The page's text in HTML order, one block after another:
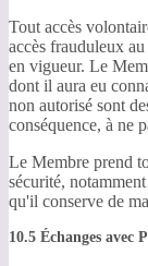
Tout accès
accès frauduleux
en vigueur. Le
dont il aura eu
non autorisé sont
conséquence, à ne
Le Membre prend
sécurité,
qu'il conserve de
10.5 Échanges avec